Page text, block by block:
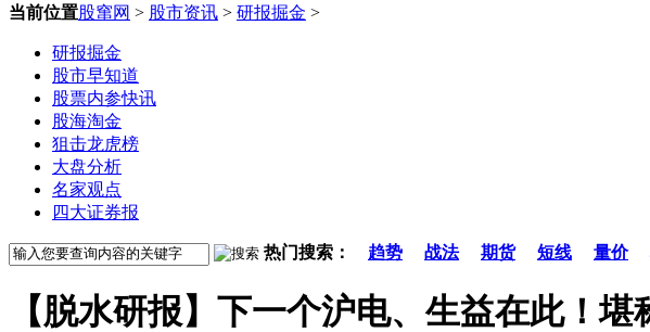
当前位置股窜网 > 股市资讯 > 研报掘金 >
研报掘金
股市早知道
股票内参快讯
股海淘金
狙击龙虎榜
大盘分析
名家观点
四大证券报
热门搜索： 趋势 战法 期货 短线 量价
【脱水研报】下一个沪电、生益在此！